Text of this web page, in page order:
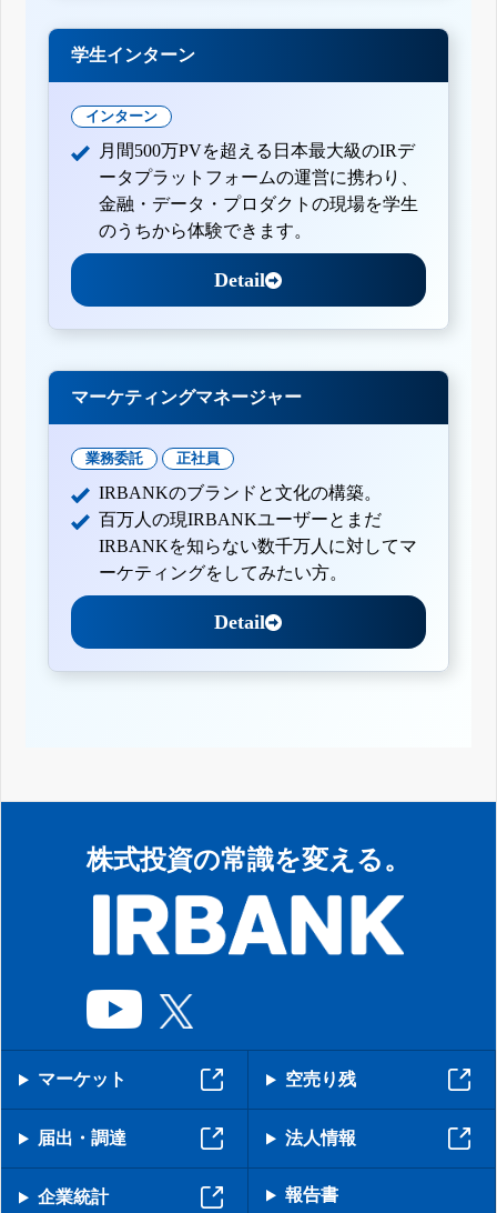
学生インターン
インターン
月間500万PVを超える日本最大級のIRデ
ータプラットフォームの運営に携わり、
金融・データ・プロダクトの現場を学生
のうちから体験できます。
Detail
マーケティングマネージャー
業務委託 正社員
IRBANKのブランドと文化の構築。
百万人の現IRBANKユーザーとまだ
IRBANKを知らない数千万人に対してマ
ーケティングをしてみたい方。
Detail
株式投資の常識を変える。
マーケット 空売り残
届出・調達 法人情報
企業統計 報告書